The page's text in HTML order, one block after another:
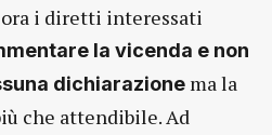
ora i diretti interessati
la vicenda e non
dichiarazione ma la
che attendibile. Ad